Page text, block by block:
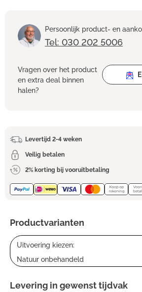
Persoonlijk product- en
Tel: 030 202 5006
Vragen over het product
en extra deal binnen
halen?
Levertijd 2-4 weken
Veilig betalen
2% korting bij vooruitbetaling
Productvarianten
Uitvoering kiezen:
Natuur onbehandeld
Levering in gewenst tijdvak